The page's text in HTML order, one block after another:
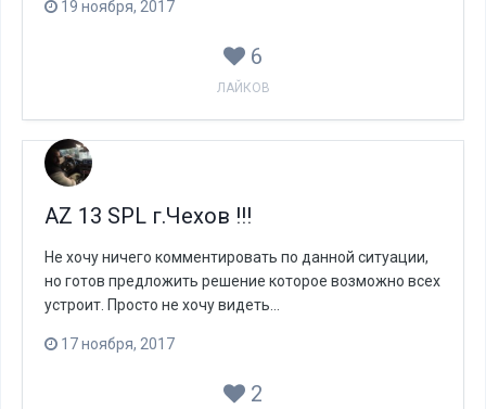
19 ноября, 2017
6
ЛАЙКОВ
AZ 13 SPL г.Чехов !!!
Не хочу ничего комментировать по данной ситуации,
но готов предложить решение которое возможно всех
устроит. Просто не хочу видеть...
17 ноября, 2017
2